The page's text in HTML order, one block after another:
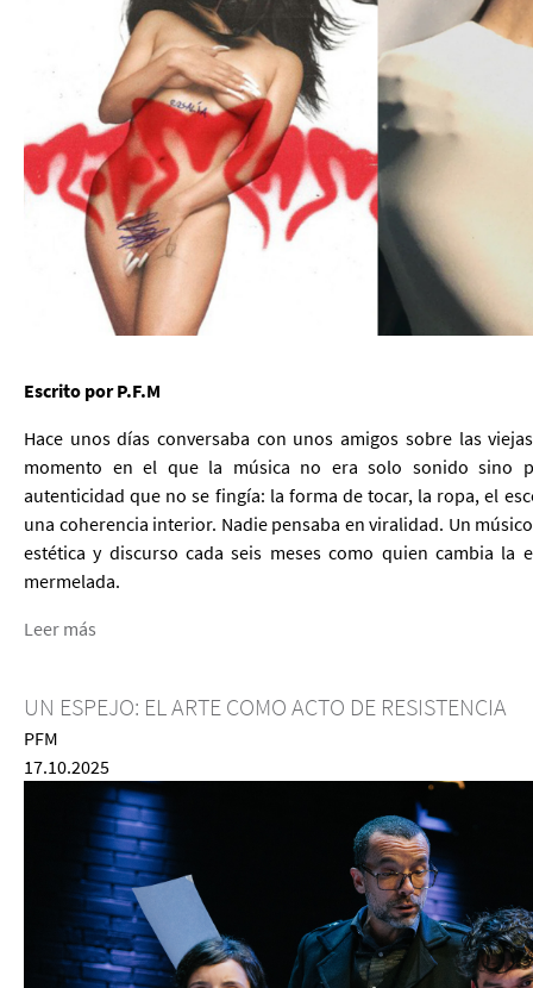
Escrito por P.F.M
Hace unos días conversaba con unos amigos sobre las
momento en el que la música no era solo sonido sino
autenticidad que no se fingía: la forma de tocar, la ropa, el
una coherencia interior. Nadie pensaba en viralidad. Un
estética y discurso cada seis meses como quien cambia la
mermelada.
Leer más
UN ESPEJO: EL ARTE COMO ACTO DE RESISTENCIA
PFM
17.10.2025